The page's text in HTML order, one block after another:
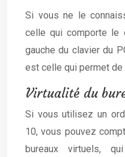
Si vous ne le
celle qui comporte le
gauche du clavier du
est celle qui permet
Virtualité du
Si vous utilisez un
10, vous pouvez
bureaux virtuels,